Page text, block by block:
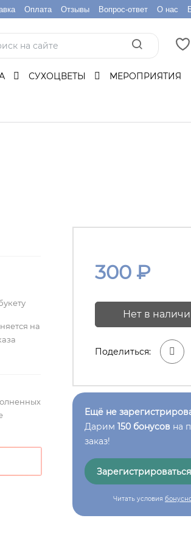
Оплата Отзывы Вопрос-ответ О нас
СУХОЦВЕТЫ МЕРОПРИЯТИЯ
на
300₽
Нет в
Поделиться:
Ещё не
Дарим 150 бонусов на
заказ!
Зарегистрироваться
Читать условия